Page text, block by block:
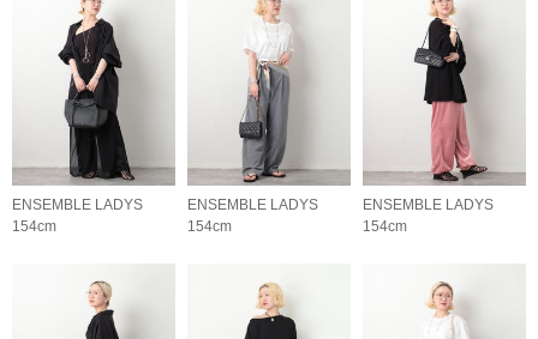
ENSEMBLE LADYS
154cm
ENSEMBLE LADYS
154cm
ENSEMBLE LADYS
154cm